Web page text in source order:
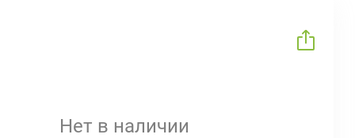
Нет в наличии